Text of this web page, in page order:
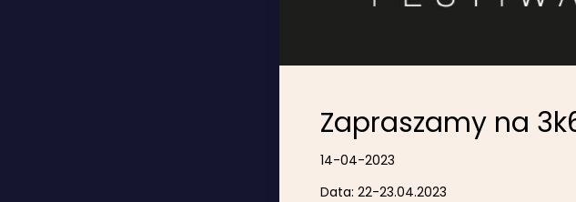
Zapraszamy na
14-04-2023
Data: 22-23.04.2023